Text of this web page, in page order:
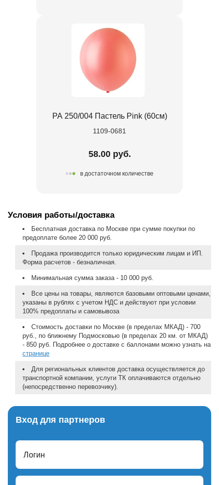
РА 250/004 Пастель Pink (60см)
1109-0681
58.00 руб.
в достаточном количестве
Условия работы/доставка
Бесплатная доставка по Москве при сумме покупки по
предоплате более 20 000 руб.
Продажа производится только юридическим лицам и ИП.
Форма расчетов - безналичная.
Минимальная сумма заказа - 10 000 руб.
Все цены на товары, являются базовыми оптовыми ценами,
указаны в рублях с учетом НДС и действуют при условии
100% предоплаты и самовывоза
Стоимость доставки по Москве (в пределах МКАД) - 700
руб., по ближнему Подмосковью (в пределах 20 км. от МКАД)
- 850 руб. Подробнее о доставке с баллонами можно узнать на
странице
Для региональных клиентов доставка осуществляется до
транспортной компании, услуги ТК оплачиваются отдельно
(непосредственно перевозчику).
Вход для партнеров
Логин